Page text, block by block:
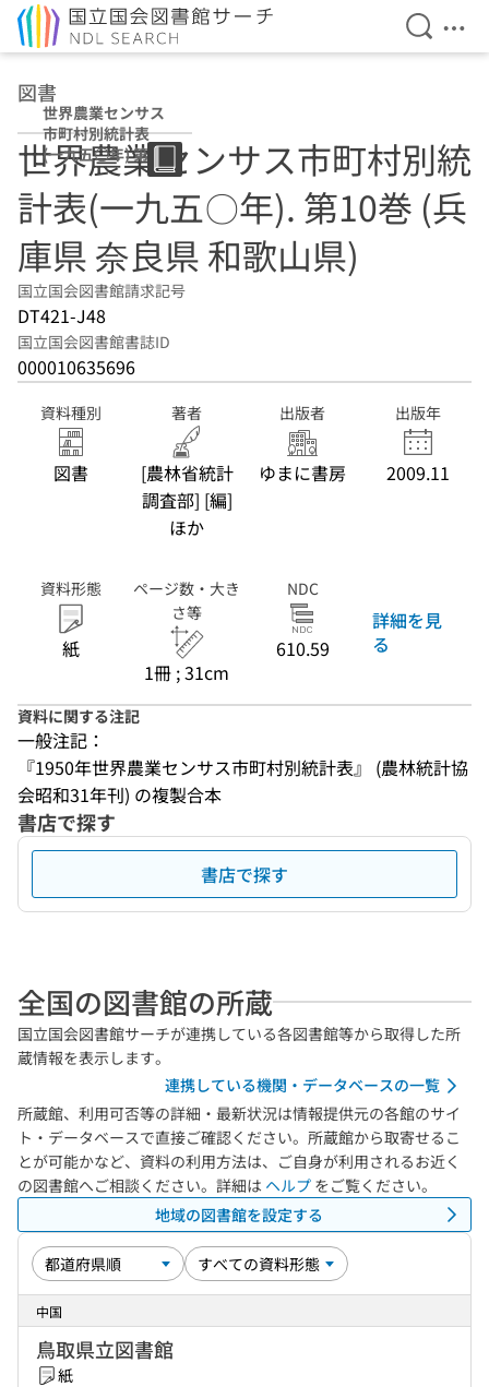
検索を
メ
図書
世界農業センサス
市町村別統計表
(一九五〇年) 第10
巻 (兵庫県 奈良県
和歌山県)
世界農業センサス市町村別統
計表(一九五〇年). 第10巻 (兵
庫県 奈良県 和歌山県)
国立国会図書館請求記号
DT421-J48
国立国会図書館書誌ID
000010635696
資料種別
図書
著者
[農林省統計
調査部] [編]
ほか
出版者
ゆまに書房
出版年
2009.11
資料形態
紙
ページ数・大き
さ等
1冊 ; 31cm
NDC
610.59
詳細を見
る
資料に関する注記
一般注記：
『1950年世界農業センサス市町村別統計表』 (農林統計協
会昭和31年刊) の複製合本
書店で探す
書店で探す
全国の図書館の所蔵
国立国会図書館サーチが連携している各図書館等から取得した所
蔵情報を表示します。
連携している機関・データベースの一覧
所蔵館、利用可否等の詳細・最新状況は情報提供元の各館のサイ
ト・データベースで直接ご確認ください。所蔵館から取寄せるこ
とが可能かなど、資料の利用方法は、ご自身が利用されるお近く
の図書館へご相談ください。詳細は ヘルプ をご覧ください。
地域の図書館を設定する
中国
鳥取県立図書館
紙